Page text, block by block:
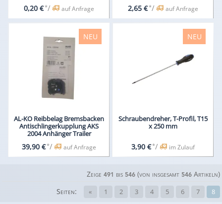
0,20 €*/ auf Anfrage 2,65 €*/ auf Anfrage
AL-KO Reibbelag Bremsbacken
Antischlingerkupplung AKS
2004 Anhänger Trailer
39,90 €*/ auf Anfrage
NEU
Schraubendreher, T-Profil, T15
x 250 mm
3,90 €*/ im Zulauf
NEU
Zeige 491 bis 546(von insgesamt 546Artikeln)
« 1 2 3 4 5 6 7 8
Seiten: